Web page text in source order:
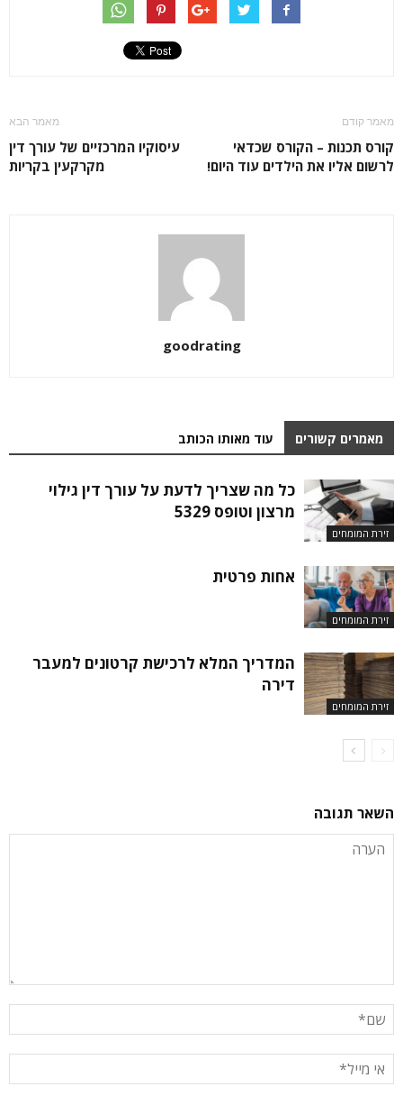
מאמר קודם
קורס תכנות – הקורס שכדאי
לרשום אליו את הילדים עוד היום!
מאמר הבא
עיסוקיו המרכזיים של עורך דין
מקרקעין בקריות
goodrating
מאמרים קשורים עוד מאותו הכותב
זירת המומחים
כל מה שצריך לדעת על עורך דין גילוי
מרצון וטופס 5329
זירת המומחים
אחות פרטית
זירת המומחים
המדריך המלא לרכישת קרטונים למעבר
דירה
השאר תגובה